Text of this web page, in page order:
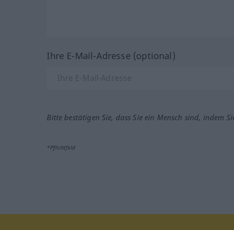
Ihre E-Mail-Adresse (optional)
Bitte bestätigen Sie, dass Sie ein Mensch sind, indem
*Pflichtfeld